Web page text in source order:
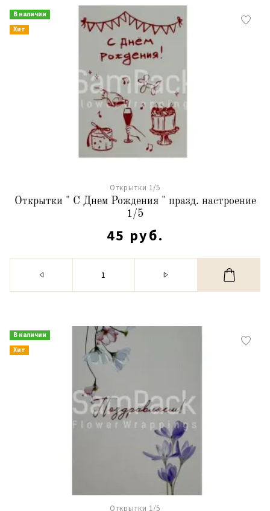
В наличии
Хит
Открытки 1/5
Открытки " С Днем Рождения " празд. настроение
1/5
45 руб.
В наличии
Хит
Открытки 1/5